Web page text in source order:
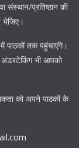
प्रतिष्ठान की
भेजिए।
पाठकों तक पहुंचाएंगे।
अंडरटेकिंग भी आपको
को अपने पाठकों के